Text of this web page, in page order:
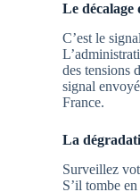
Le décalage
C’est le
des tensions
signal
France.
La
Surveillez
S’il tombe